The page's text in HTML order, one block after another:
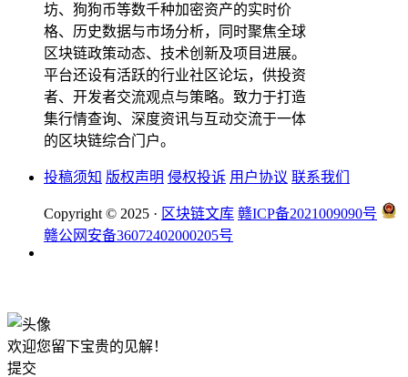
坊、狗狗币等数千种加密资产的实时价
格、历史数据与市场分析，同时聚焦全球
区块链政策动态、技术创新及项目进展。
平台还设有活跃的行业社区论坛，供投资
者、开发者交流观点与策略。致力于打造
集行情查询、深度资讯与互动交流于一体
的区块链综合门户。
投稿须知 版权声明 侵权投诉 用户协议 联系我们
Copyright © 2025 · 区块链文库 赣ICP备2021009090号
赣公网安备36072402000205号
欢迎您留下宝贵的见解！
提交